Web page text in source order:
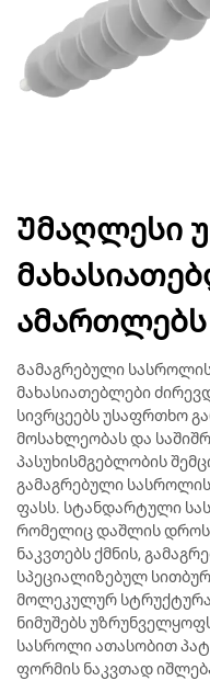
Უმაღლესი
ამართლებს
Გამაგრებული
მახასიათებლები
სივრცეებს უსაფრთხო
მოსახლეობას და
პასუხისმგებლობის
გამაგრებული
ფასს. სტანდარტული
რომელიც დაშლის დროს
ნაკვთებს ქმნის,
სპეციალიზებულ
მოლეკულურ
ნიმუშებს
სასროლი ათასობით
ფორმის ნაკვთად